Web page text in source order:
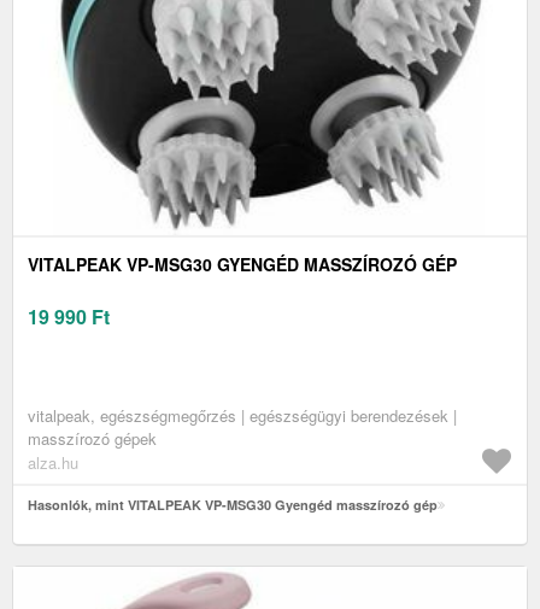
VITALPEAK VP-MSG30 GYENGÉD MASSZÍROZÓ GÉP
19 990 Ft
vitalpeak, egészségmegőrzés | egészségügyi berendezések |
masszírozó gépek
alza.hu
Hasonlók, mint VITALPEAK VP-MSG30 Gyengéd masszírozó gép